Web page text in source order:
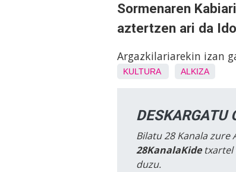
Sormenaren
aztertzen ari da
Argazkilariarekin izan
KULTURA ALKIZA
DESKARGATU
Bilatu 28 Kanala zure
28KanalaKidetxartel
duzu.